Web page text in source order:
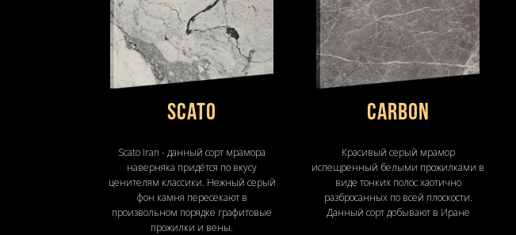
Scato
Scato Iran - данный сорт мрамора
наверняка придётся по вкусу
ценителям классики. Нежный серый
фон камня пересекают в
произвольном порядке графитовые
прожилки и вены.
Carbon
Красивый серый мрамор
испещренный белыми прожилками в
виде тонких полос хаотично
разбросанных по всей плоскости.
Данный сорт добывают в Иране